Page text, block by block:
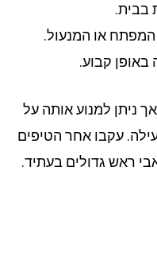
או המנעול.
קבוע.
למנוע אותה על
עקבו אחר הטיפים
גדולים בעתיד.